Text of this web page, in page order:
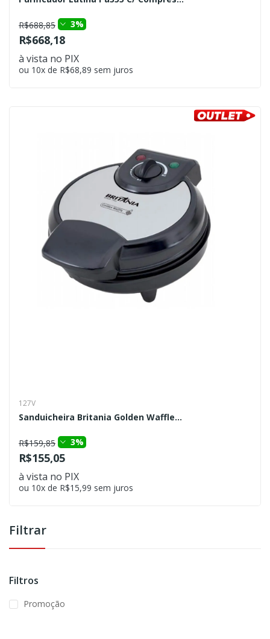
R$688,85 3%
R$668,18
à vista no PIX
ou 10x de R$68,89 sem juros
127V
Sanduicheira Britania Golden Waffle...
R$159,85 3%
R$155,05
à vista no PIX
ou 10x de R$15,99 sem juros
Filtrar
Filtros
Promoção